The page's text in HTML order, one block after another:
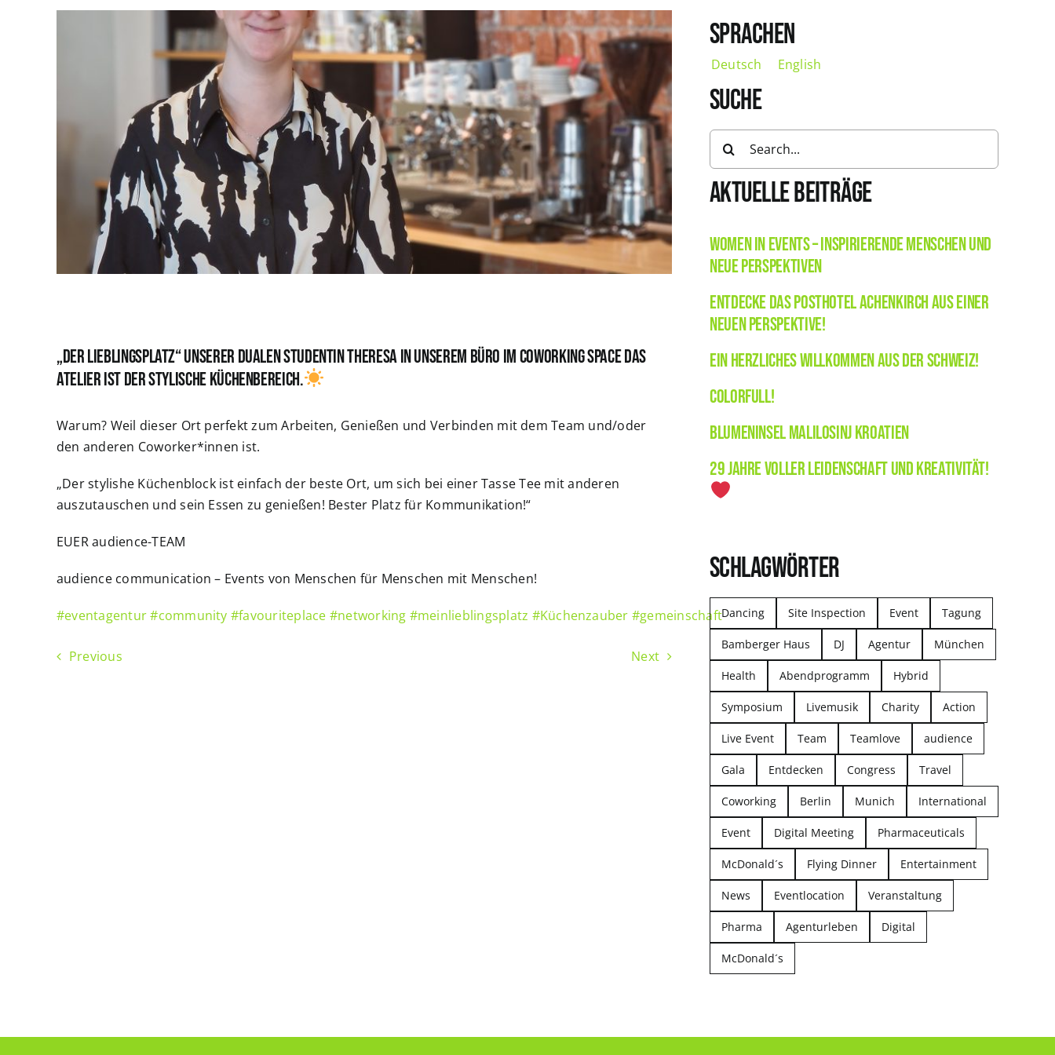
„Der Lieblingsplatz“ unserer dualen Studentin Theresa in unserem Büro im Coworking Space DAS
ATELIER ist der stylische Küchenbereich.
Warum? Weil dieser Ort perfekt zum Arbeiten, Genießen und Verbinden mit dem Team und/oder
den anderen Coworker*innen ist.
„Der stylishe Küchenblock ist einfach der beste Ort, um sich bei einer Tasse Tee mit anderen
auszutauschen und sein Essen zu genießen! Bester Platz für Kommunikation!“
EUER audience-TEAM
audience communication – Events von Menschen für Menschen mit Menschen!
#eventagentur#community #favouriteplace #networking #meinlieblingsplatz #Küchenzauber #gemeinschaft
Previous Next
SPRACHEN
Deutsch English
SUCHE
Search
AKTUELLE BEITRÄGE
Women in Events – Inspirierende Menschen und
neue Perspektiven
Entdecke das Posthotel Achenkirch aus einer
neuen Perspektive!
Ein herzliches Willkommen aus der Schweiz!
Colorfull!
Blumeninsel Malilosinj Kroatien
29 Jahre voller Leidenschaft und Kreativität!
SCHLAGWÖRTER
Dancing Site Inspection Event Tagung
Bamberger Haus DJ Agentur München
Health Abendprogramm Hybrid
Symposium Livemusik Charity Action
Live Event Team Teamlove audience
Gala Entdecken Congress Travel
Coworking Berlin Munich International
Event Digital Meeting Pharmaceuticals
McDonald´s Flying Dinner Entertainment
News Eventlocation Veranstaltung
Pharma Agenturleben Digital
McDonald´s